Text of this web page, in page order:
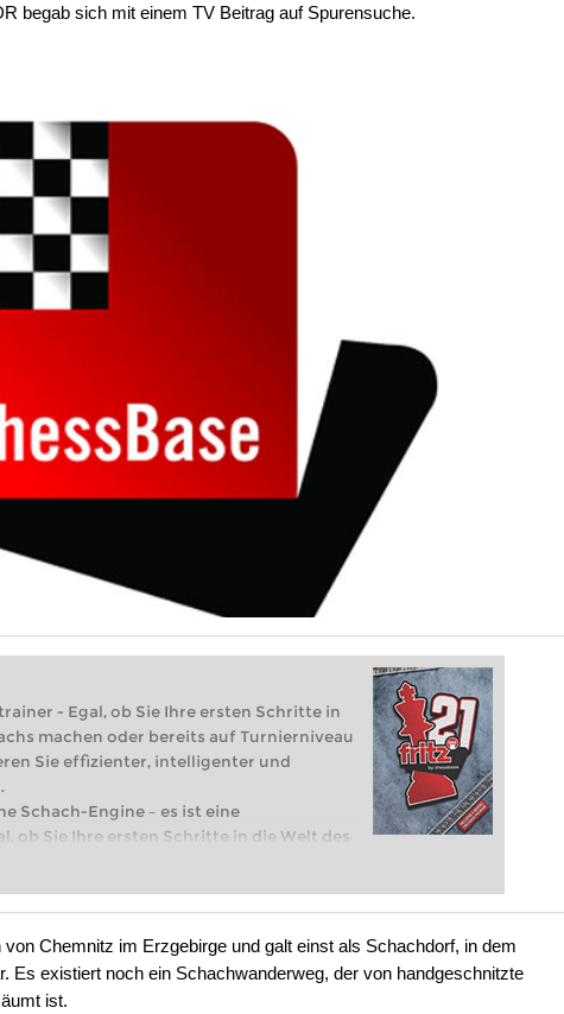
begab sich mit einem TV Beitrag auf Spurensuche.
- Egal, ob Sie Ihre ersten Schritte in
machen oder bereits auf Turnierniveau
Sie effizienter, intelligenter und
Schach-Engine – es ist eine
ob Sie Ihre ersten Schritte in die Welt des
bereits auf Turnierniveau spielen: Mit
Chemnitz im Erzgebirge und galt einst als Schachdorf, in dem
Es existiert noch ein Schachwanderweg, der von handgeschnitzte
ist.